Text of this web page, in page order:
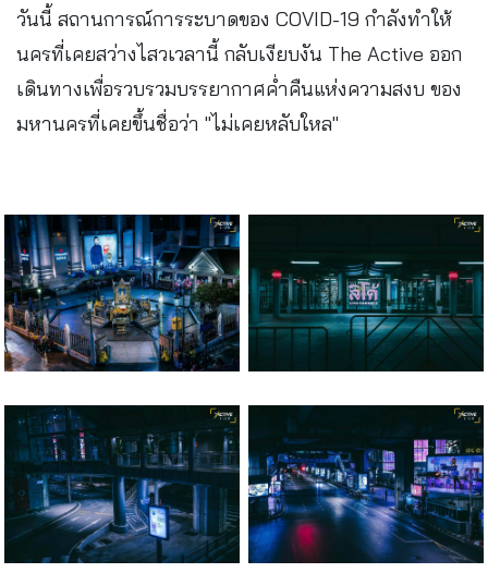
วันนี้ สถานการณ์การระบาดของ COVID-19 กำลังทำให้
นครที่เคยสว่างไสวเวลานี้ กลับเงียบงัน The Active ออก
เดินทางเพื่อรวบรวมบรรยากาศค่ำคืนแห่งความสงบ ของ
มหานครที่เคยขึ้นชื่อว่า "ไม่เคยหลับใหล"